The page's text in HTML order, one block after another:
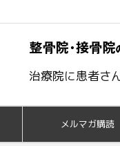
治療院に患者さ
メルマガ購読